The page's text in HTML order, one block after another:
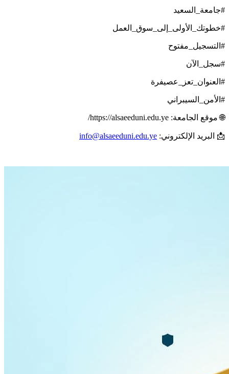
#جامعة_السعيد
#خطوتك_الأولى_إلى_سوق_العمل
#التسجيل_مفتوح
#سجل_الآن
#العنوان_تعز_عصيفرة
#الأمن_السيبراني
🌐 موقع الجامعة: https://alsaeeduni.edu.ye/
📩 البريد الإلكتروني: info@alsaeeduni.edu.ye